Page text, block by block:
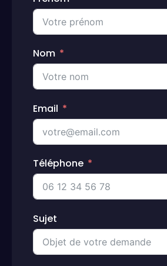
Nom
Email
Téléphone
Sujet